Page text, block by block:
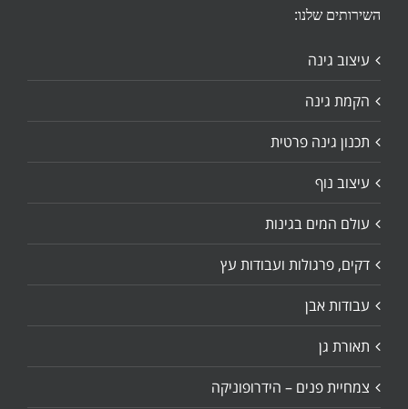
השירותים שלנו:
עיצוב גינה
הקמת גינה
תכנון גינה פרטית
עיצוב נוף
עולם המים בגינות
דקים, פרגולות ועבודות עץ
עבודות אבן
תאורת גן
צמחיית פנים – הידרופוניקה